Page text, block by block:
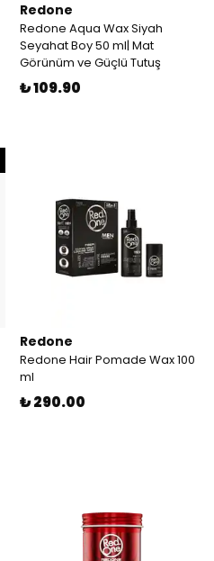
Redone
Redone Aqua Wax Siyah
Seyahat Boy 50 ml| Mat
Görünüm ve Güçlü Tutuş
₺ 109.90
Redone
Redone Hair Pomade Wax 100
ml
₺ 290.00